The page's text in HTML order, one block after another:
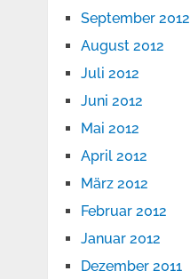
September 2012
August 2012
Juli 2012
Juni 2012
Mai 2012
April 2012
März 2012
Februar 2012
Januar 2012
Dezember 2011